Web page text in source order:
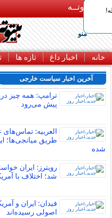
بـیتوتــه
منو
خانه اخبار داغ تازه ها
آخرین اخبار سیاست خارجی
ترامپ: همه چیز
پیش می‌رود
العربیه: تماس‌های
طریق میانجی‌ها؛
شده
رویترز: ایران
شد؛ اختلاف با
فیدان: ایران و
اصولی رسیده‌اند